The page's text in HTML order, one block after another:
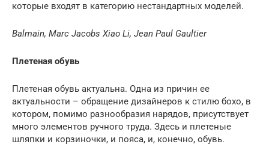
которые входят в категорию нестандартных моделей.
Balmain, Marc Jacobs Xiao Li, Jean Paul Gaultier
Плетеная обувь
Плетеная обувь актуальна. Одна из причин ее
актуальности – обращение дизайнеров к стилю бохо, в
котором, помимо разнообразия нарядов, присутствует
много элементов ручного труда. Здесь и плетеные
шляпки и корзиночки, и пояса, и, конечно, обувь.